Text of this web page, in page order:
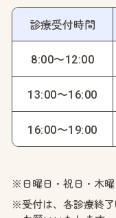
診療受付時間
8:00〜12:00
13:00〜16:00
16:00〜19:00
※日曜日・祝日・木
※受付は、各診療終